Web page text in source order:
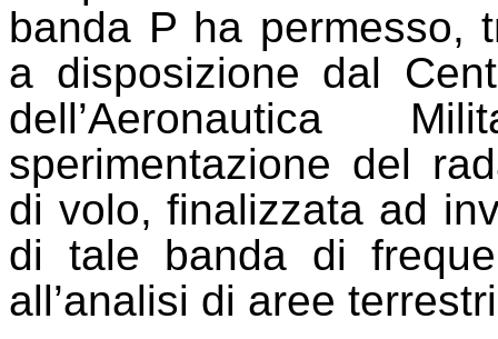
banda P ha permesso,
a disposizione dal
dell’Aeronautica
sperimentazione del
di volo, finalizzata ad
di tale banda di
all’analisi di aree